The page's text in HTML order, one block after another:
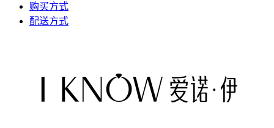
购买方式
配送方式